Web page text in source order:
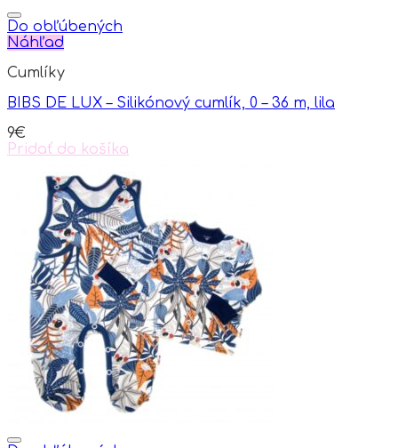
product
has
multiple
The
may
chosen
on
product
Do obľúbených
Náhľad
Cumlíky
BIBS DE LUX – Silikónový cumlík, 0 – 36 m, lila
9€
Pridať do košíka